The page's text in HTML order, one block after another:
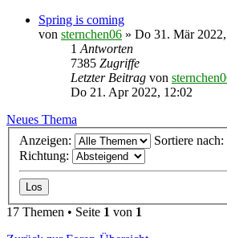
Spring is coming
von sternchen06 » Do 31. Mär
1 Antworten
7385 Zugriffe
Letzter Beitrag von
Do 21. Apr 2022, 12:02
Neues Thema
Anzeigen:
Sortiere nach:
Richtung:
17 Themen • Seite 1 von 1